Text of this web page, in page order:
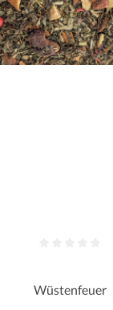
Wüstenfeuer